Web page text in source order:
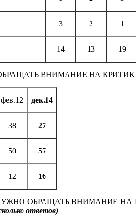
3 2 1
14 13 19
ВНИМАНИЕ НА
фев.12 дек.14
38 27
50 57
12 16
ОБРАЩАТЬ ВНИМАНИЕ НА
ответов)